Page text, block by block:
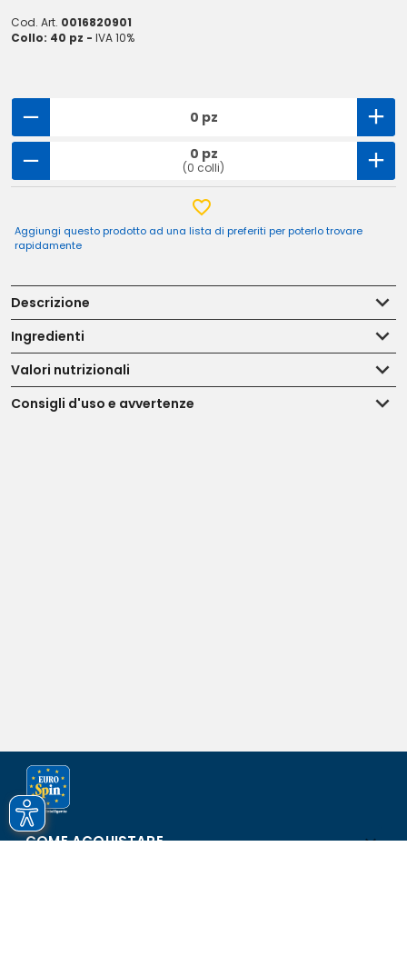
Cod. Art. 0016820901
Collo: 40 pz - IVA 10%
0 pz
0 pz
(0 colli)
Aggiungi questo prodotto ad una lista di preferiti per poterlo trovare
rapidamente
Descrizione
Ingredienti
Valori nutrizionali
Consigli d'uso e avvertenze
COME ACQUISTARE